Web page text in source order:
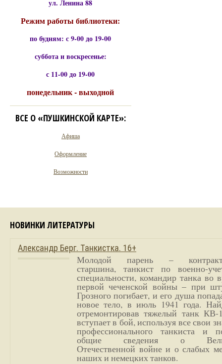
ул. Ленина 88
Режим работы библиотеки:
по будням: с 9-00 до 19-00
суббота и воскресенье:
с 11-00 до 19-00
понедельник - выходной
ВСЕ О «ПУШКИНСКОЙ КАРТЕ»:
Афиша
Оформление
Возможности
НОВИНКИ ЛИТЕРАТУРЫ
Александр Берг. Танкистка. 16+
Молодой парень –
старшина, танкист по военно-
специальности, командир танка во
первой чеченской войны – при
Грозного погибает, и его душа
новое тело, в июль 1941 года.
отремонтировав тяжелый танк
вступает в бой, используя все свои
профессионального танкиста и
общие сведения о
Отечественной войне и о слабых
наших и немецких танков.